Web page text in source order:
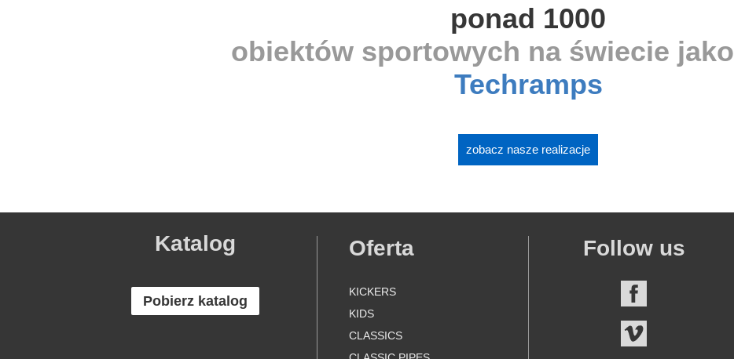
ponad 1000
obiektów sportowych na świecie jako
Techramps
zobacz nasze realizacje
Katalog
Pobierz katalog
Oferta
KICKERS
KIDS
CLASSICS
Follow us